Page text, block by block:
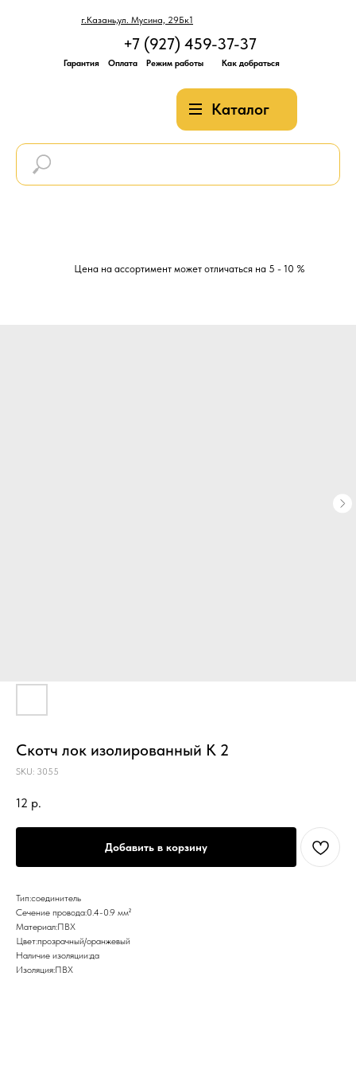
г.Казань,ул. Мусина, 29Бк1
Каталог
+7 (927) 459-37-37
Гарантия Оплата Режим работы Как добраться
Цена на ассортимент может отличаться на 5 - 10 %
Скотч лок изолированный K 2
SKU: 3055
12 р.
Добавить в корзину
Тип:соединитель
Сечение провода:0.4-0.9 мм²
Материал:ПВХ
Цвет:прозрачный/оранжевый
Наличие изоляции:да
Изоляция:ПВХ